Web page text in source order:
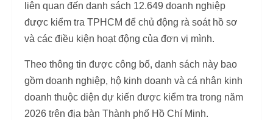
liên quan đến danh sách 12.649 doanh nghiệp
được kiểm tra TPHCM để chủ động rà soát hồ sơ
và các điều kiện hoạt động của đơn vị mình.
Theo thông tin được công bố, danh sách này bao
gồm doanh nghiệp, hộ kinh doanh và cá nhân kinh
doanh thuộc diện dự kiến được kiểm tra trong năm
2026 trên địa bàn Thành phố Hồ Chí Minh.